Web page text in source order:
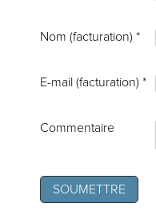
Nom (facturation) *
E-mail (facturation) *
Commentaire